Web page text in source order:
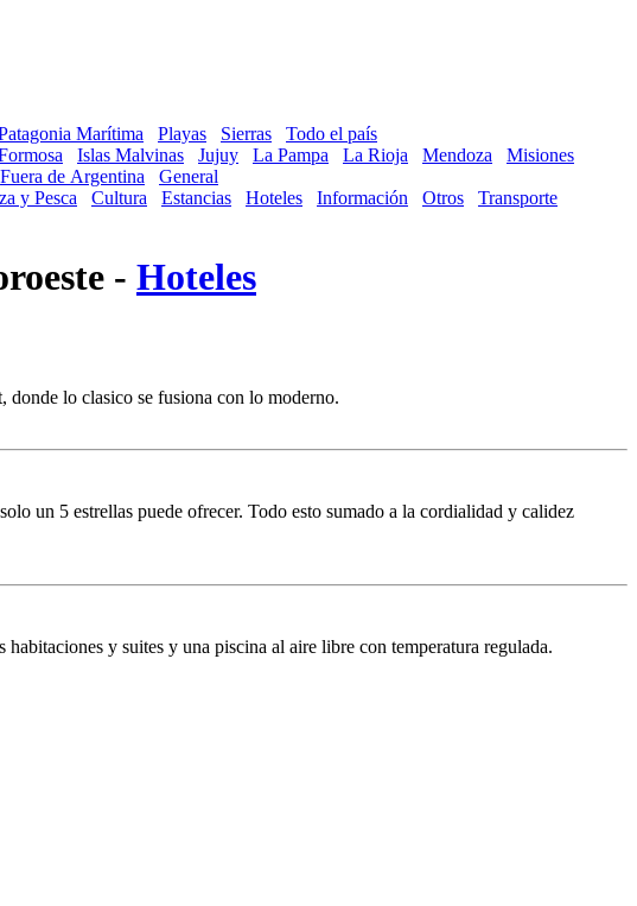
Marítima Playas Sierras
Todo el país
Islas Malvinas Jujuy La Pampa La Rioja Mendoza
Misiones
Fuera de Argentina
General
y Pesca Cultura Estancias Hoteles Información Otros
Transporte
- Hoteles
donde lo clasico se fusiona con lo moderno.
un 5 estrellas puede ofrecer. Todo esto sumado a la cordialidad y calidez
y suites y una piscina al aire libre con temperatura regulada.